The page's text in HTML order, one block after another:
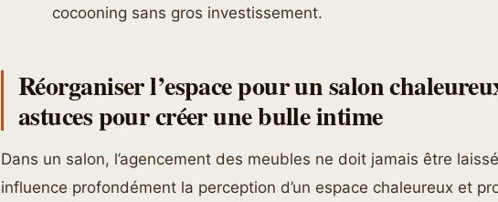
cocooning sans gros investissement.
Réorganiser l’espace pour un salon
astuces pour créer une bulle intime
Dans un salon, l’agencement des meubles ne doit jamais être
influence profondément la perception d’un espace chaleureux et